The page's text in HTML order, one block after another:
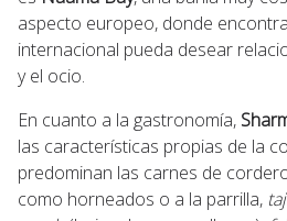
aspecto europeo, donde
internacional pueda desear
y el ocio.
En cuanto a la gastronomía,
las características propias de la
predominan las carnes de
como horneados o a la parrilla,